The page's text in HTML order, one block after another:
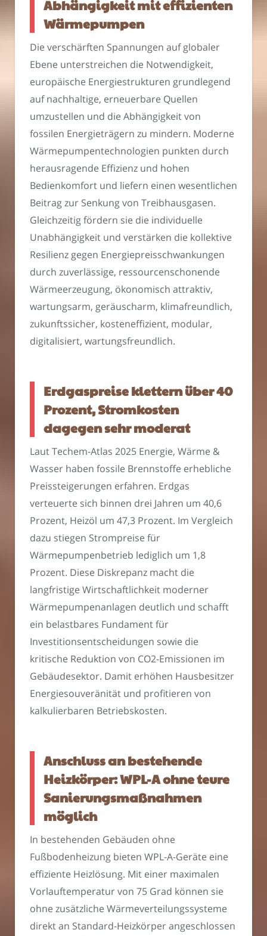
Abhängigkeit mit effizienten
Wärmepumpen
Die verschärften Spannungen auf globaler
Ebene unterstreichen die Notwendigkeit,
europäische Energiestrukturen grundlegend
auf nachhaltige, erneuerbare Quellen
umzustellen und die Abhängigkeit von
fossilen Energieträgern zu mindern. Moderne
Wärmepumpentechnologien punkten durch
herausragende Effizienz und hohen
Bedienkomfort und liefern einen wesentlichen
Beitrag zur Senkung von Treibhausgasen.
Gleichzeitig fördern sie die individuelle
Unabhängigkeit und verstärken die kollektive
Resilienz gegen Energiepreisschwankungen
durch zuverlässige, ressourcenschonende
Wärmeerzeugung, ökonomisch attraktiv,
wartungsarm, geräuscharm, klimafreundlich,
zukunftssicher, kosteneffizient, modular,
digitalisiert, wartungsfreundlich.
Erdgaspreise klettern über 40
Prozent, Stromkosten
dagegen sehr moderat
Laut Techem-Atlas 2025 Energie, Wärme &
Wasser haben fossile Brennstoffe erhebliche
Preissteigerungen erfahren. Erdgas
verteuerte sich binnen drei Jahren um 40,6
Prozent, Heizöl um 47,3 Prozent. Im Vergleich
dazu stiegen Strompreise für
Wärmepumpenbetrieb lediglich um 1,8
Prozent. Diese Diskrepanz macht die
langfristige Wirtschaftlichkeit moderner
Wärmepumpenanlagen deutlich und schafft
ein belastbares Fundament für
Investitionsentscheidungen sowie die
kritische Reduktion von CO2-Emissionen im
Gebäudesektor. Damit erhöhen Hausbesitzer
Energiesouveränität und profitieren von
kalkulierbaren Betriebskosten.
Anschluss an bestehende
Heizkörper: WPL-A ohne teure
Sanierungsmaßnahmen
möglich
In bestehenden Gebäuden ohne
Fußbodenheizung bieten WPL-A-Geräte eine
effiziente Heizlösung. Mit einer maximalen
Vorlauftemperatur von 75 Grad können sie
ohne zusätzliche Wärmeverteilungssysteme
direkt an Standard-Heizkörper angeschlossen